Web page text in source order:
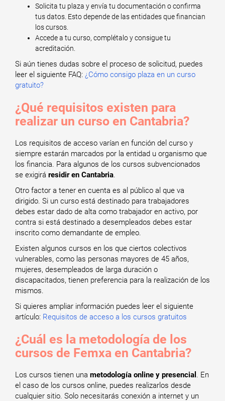
Solicita tu plaza y envía tu documentación o confirma
tus datos. Esto depende de las entidades que financian
los cursos.
Accede a tu curso, complétalo y consigue tu
acreditación.
Si aún tienes dudas sobre el proceso de solicitud, puedes
leer el siguiente FAQ: ¿Cómo consigo plaza en un curso
gratuito?
¿Qué requisitos existen para
realizar un curso en Cantabria?
Los requisitos de acceso varían en función del curso y
siempre estarán marcados por la entidad u organismo que
los financia. Para algunos de los cursos subvencionados
se exigirá residir en Cantabria.
Otro factor a tener en cuenta es al público al que va
dirigido. Si un curso está destinado para trabajadores
debes estar dado de alta como trabajador en activo, por
contra si está destinado a desempleados debes estar
inscrito como demandante de empleo.
Existen algunos cursos en los que ciertos colectivos
vulnerables, como las personas mayores de 45 años,
mujeres, desempleados de larga duración o
discapacitados, tienen preferencia para la realización de los
mismos.
Si quieres ampliar información puedes leer el siguiente
artículo: Requisitos de acceso a los cursos gratuitos
¿Cuál es la metodología de los
cursos de Femxa en Cantabria?
Los cursos tienen una metodología online y presencial . En
el caso de los cursos online, puedes realizarlos desde
cualquier sitio. Solo necesitarás conexión a internet y un